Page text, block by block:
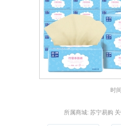
时
所属商城: 苏宁易购
淘宝优惠券+淘宝返利